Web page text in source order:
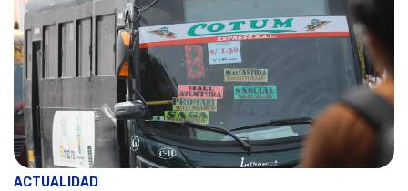
ACTUALIDAD